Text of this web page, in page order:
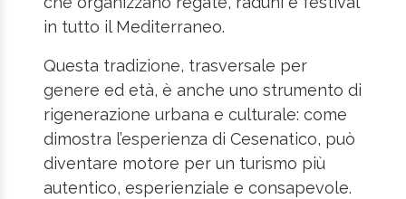
in tutto il Mediterraneo.
Questa tradizione, trasversale per
genere ed età, è anche uno strumento di
rigenerazione urbana e culturale: come
dimostra l’esperienza di Cesenatico, può
diventare motore per un turismo più
autentico, esperienziale e consapevole.